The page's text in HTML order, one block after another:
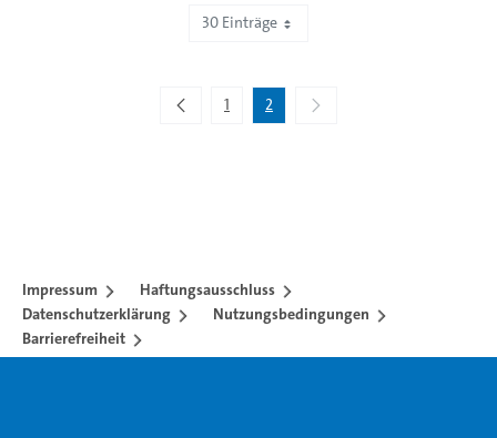
30 Einträge
1 2
Impressum
Haftungsausschluss
Datenschutzerklärung
Nutzungsbedingungen
Barrierefreiheit